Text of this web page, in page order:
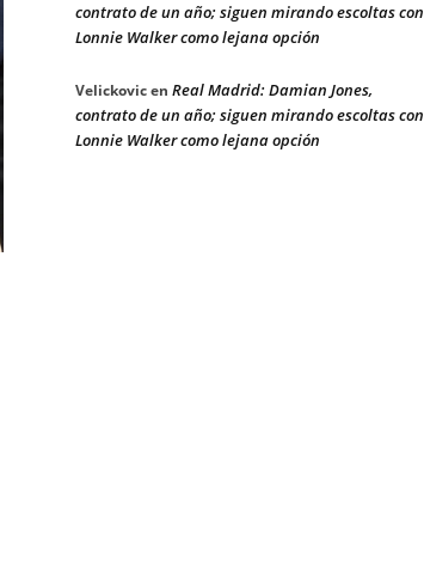
contrato de un año; siguen mirando escoltas con
Lonnie Walker como lejana opción
Velickovicen Real Madrid: Damian Jones,
contrato de un año; siguen mirando escoltas con
Lonnie Walker como lejana opción